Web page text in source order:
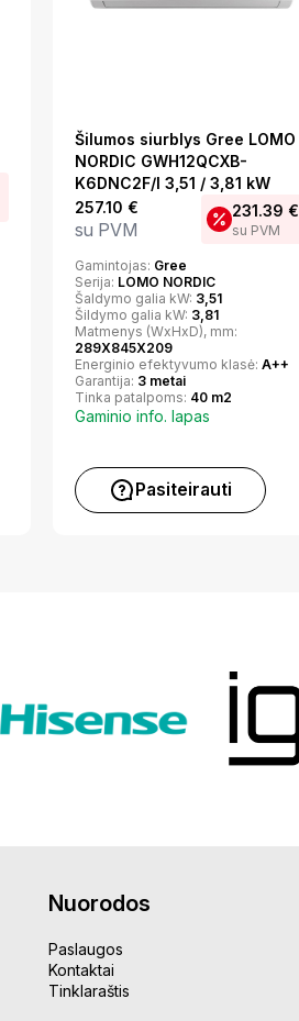
Šilumos siurblys Gree LOMO
NORDIC GWH12QCXB-
K6DNC2F/I 3,51 / 3,81 kW
257.10 €
su PVM
231.39 €
su PVM
Gamintojas: Gree
Serija: LOMO NORDIC
Šaldymo galia kW: 3,51
Šildymo galia kW: 3,81
Matmenys (WxHxD), mm:
289X845X209
Energinio efektyvumo klasė: A++
Garantija: 3 metai
Tinka patalpoms: 40 m2
Gaminio info. lapas
Pasiteirauti
Nuorodos
Paslaugos
Kontaktai
Tinklaraštis